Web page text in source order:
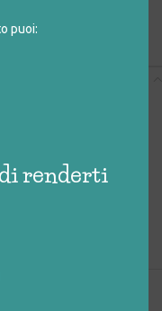
puoi:
renderti